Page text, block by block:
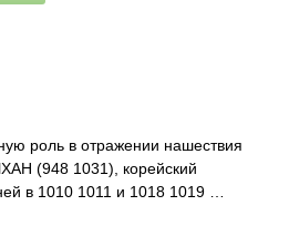
роль в отражении нашествия
(948 1031), корейский
в 1010 1011 и 1018 1019 …